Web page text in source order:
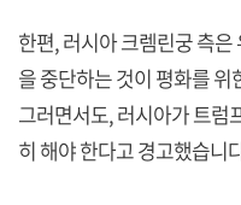
한편, 러시아 크렘린궁 측
을 중단하는 것이 평화를
그러면서도, 러시아가 트럼
히 해야 한다고 경고했습니